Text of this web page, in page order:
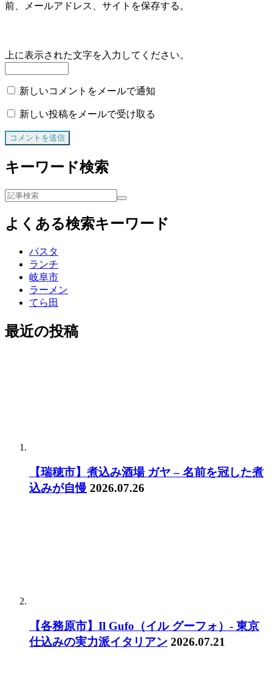
前、メールアドレス、サイトを保存する。
上に表示された文字を入力してください。
新しいコメントをメールで通知
新しい投稿をメールで受け取る
キーワード検索
よくある検索キーワード
パスタ
ランチ
岐阜市
ラーメン
てら田
最近の投稿
【瑞穂市】煮込み酒場 ガヤ – 名前を冠した煮
込みが自慢 2026.07.26
【各務原市】Il Gufo（イル グーフォ）- 東京
仕込みの実力派イタリアン 2026.07.21